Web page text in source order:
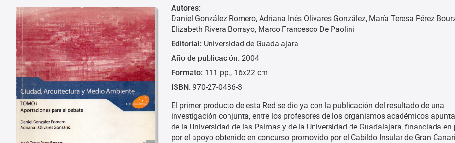
Autores:
Daniel González Romero Adriana Inés Olivares González María Teresa Pérez
Elizabeth Rivera Borrayo Marco Francesco De Paolini
Editorial: Universidad de Guadalajara
Año de publicación: 2004
Formato: 111 pp., 16x22 cm
ISBN: 970-27-0486-3
El primer producto de esta Red se dio ya con la publicación del resultado de una
investigación conjunta, entre los profesores de los organismos académicos
de la Universidad de las Palmas y de la Universidad de Guadalajara, financiada en
por el apoyo obtenido en concurso promovido por el Cabildo Insular de Gran